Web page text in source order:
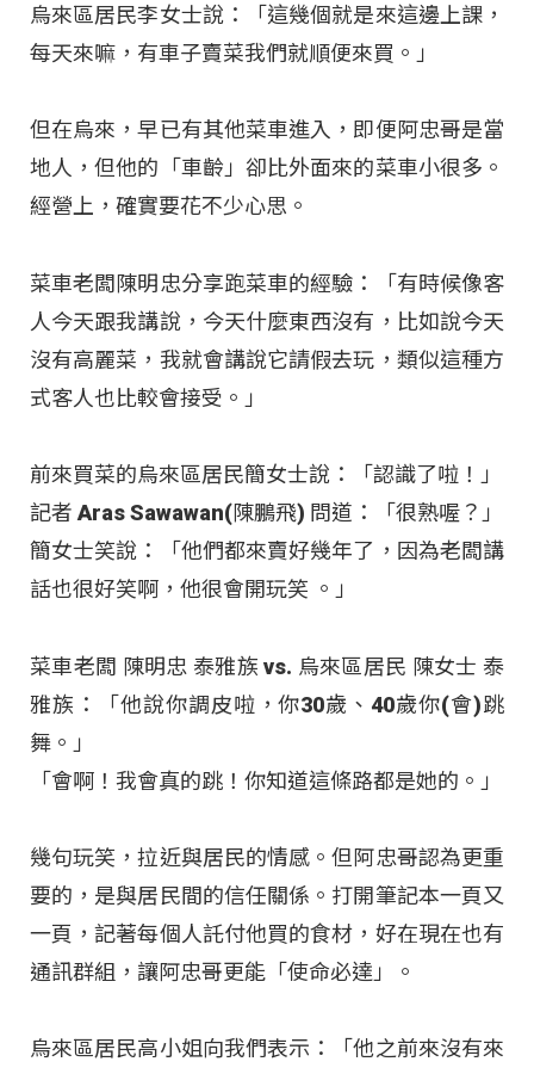
烏來區居民李女士說：「這幾個就是來這邊上課，
每天來嘛，有車子賣菜我們就順便來買。」
但在烏來，早已有其他菜車進入，即便阿忠哥是當
地人，但他的「車齡」卻比外面來的菜車小很多。
經營上，確實要花不少心思。
菜車老闆陳明忠分享跑菜車的經驗：「有時候像客
人今天跟我講說，今天什麼東西沒有，比如說今天
沒有高麗菜，我就會講說它請假去玩，類似這種方
式客人也比較會接受。」
前來買菜的烏來區居民簡女士說：「認識了啦！」
記者 Aras Sawawan(陳鵬飛) 問道：「很熟喔？」
簡女士笑說：「他們都來賣好幾年了，因為老闆講
話也很好笑啊，他很會開玩笑 。」
菜車老闆 陳明忠 泰雅族 vs. 烏來區居民 陳女士 泰
雅族：「他說你調皮啦，你30歲、40歲你(會)跳
舞。」
「會啊！我會真的跳！你知道這條路都是她的。」
幾句玩笑，拉近與居民的情感。但阿忠哥認為更重
要的，是與居民間的信任關係。打開筆記本一頁又
一頁，記著每個人託付他買的食材，好在現在也有
通訊群組，讓阿忠哥更能「使命必達」。
烏來區居民高小姐向我們表示：「他之前來沒有來